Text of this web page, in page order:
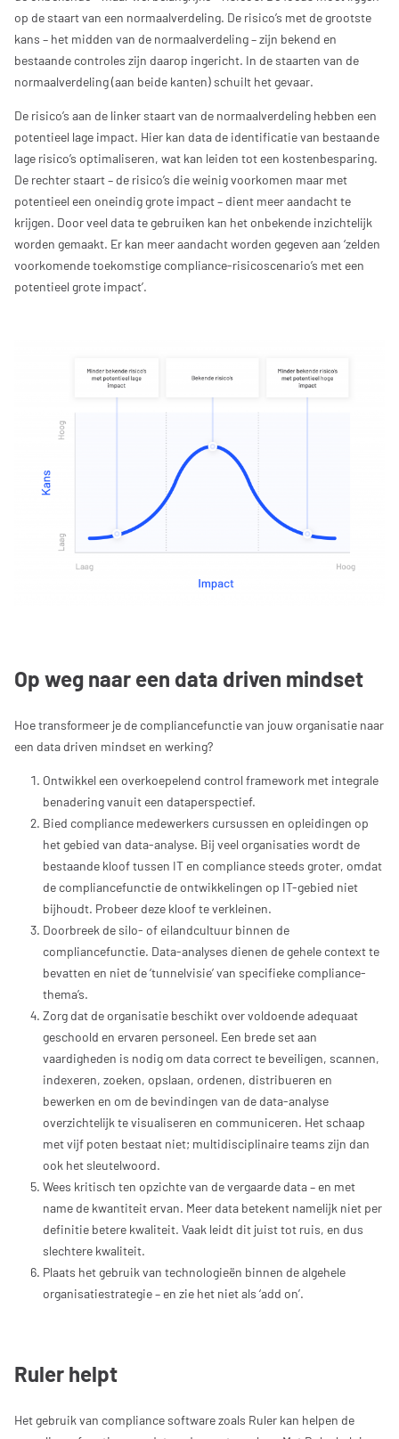
op de staart van een normaalverdeling. De risico’s met de grootste
kans – het midden van de normaalverdeling – zijn bekend en
bestaande controles zijn daarop ingericht. In de staarten van de
normaalverdeling (aan beide kanten) schuilt het gevaar.
De risico’s aan de linker staart van de normaalverdeling hebben een
potentieel lage impact. Hier kan data de identificatie van bestaande
lage risico’s optimaliseren, wat kan leiden tot een kostenbesparing.
De rechter staart – de risico’s die weinig voorkomen maar met
potentieel een oneindig grote impact – dient meer aandacht te
krijgen. Door veel data te gebruiken kan het onbekende inzichtelijk
worden gemaakt. Er kan meer aandacht worden gegeven aan ‘zelden
voorkomende toekomstige compliance-risicoscenario’s met een
potentieel grote impact’.
Op weg naar een data driven mindset
Hoe transformeer je de compliancefunctie van jouw organisatie naar
een data driven mindset en werking?
Ontwikkel een overkoepelend control framework met integrale
benadering vanuit een dataperspectief.
Bied compliance medewerkers cursussen en opleidingen op
het gebied van data-analyse. Bij veel organisaties wordt de
bestaande kloof tussen IT en compliance steeds groter, omdat
de compliancefunctie de ontwikkelingen op IT-gebied niet
bijhoudt. Probeer deze kloof te verkleinen.
Doorbreek de silo- of eilandcultuur binnen de
compliancefunctie. Data-analyses dienen de gehele context te
bevatten en niet de ‘tunnelvisie’ van specifieke compliance-
thema’s.
Zorg dat de organisatie beschikt over voldoende adequaat
geschoold en ervaren personeel. Een brede set aan
vaardigheden is nodig om data correct te beveiligen, scannen,
indexeren, zoeken, opslaan, ordenen, distribueren en
bewerken en om de bevindingen van de data-analyse
overzichtelijk te visualiseren en communiceren. Het schaap
met vijf poten bestaat niet; multidisciplinaire teams zijn dan
ook het sleutelwoord.
Wees kritisch ten opzichte van de vergaarde data – en met
name de kwantiteit ervan. Meer data betekent namelijk niet per
definitie betere kwaliteit. Vaak leidt dit juist tot ruis, en dus
slechtere kwaliteit.
Plaats het gebruik van technologieën binnen de algehele
organisatiestrategie – en zie het niet als ‘add on’.
Ruler helpt
Het gebruik van compliance software zoals Ruler kan helpen de